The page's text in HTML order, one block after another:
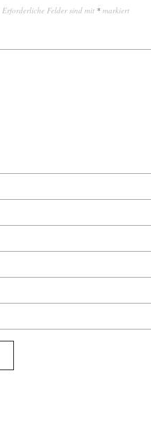
Erforderliche Felder sind mit * markiert